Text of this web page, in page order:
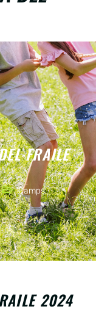
FRAILE
Camps
2024